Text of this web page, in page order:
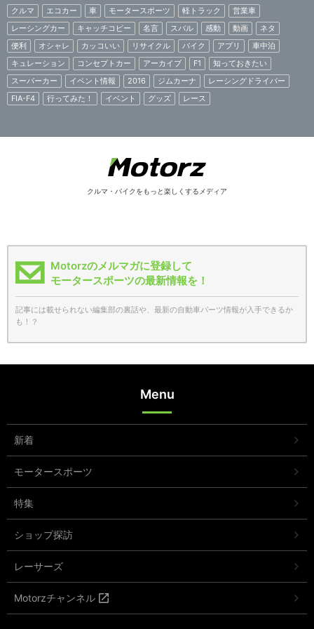
クルマ エコカー 車 モータースポーツ 軽トラック
営業車
レーシングカー
キャッチコピー 名言 スバル 感動 動画
ネタ
便利
オシャレ カッコいい リサイクル バイク アプリ
車中泊
キュレーション
コンセプトカー アーカイブ F1
知っておきたい
スーパーカー
イベント情報 2016 ジムカーナ
レーシングドライバー
FIA-F4
行ってみた！ イベント グッズ レース
クルマ・バイクをもっと楽しくするメディア
Motorzのメルマガに登録して
モータースポーツの最新情報を！
記事には載せられない編集部の裏話や、最新の自動車パーツ情報が入手できるか
も！？
Menu
新着
モータースポーツ
特集
ショップ探訪
レーサーズ
Motorzチャンネル